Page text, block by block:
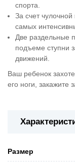
спорта.
За счет
самых
Две раздельные
подъеме ступни
движений.
Ваш ребенок
его ноги, закажите
Pазмер